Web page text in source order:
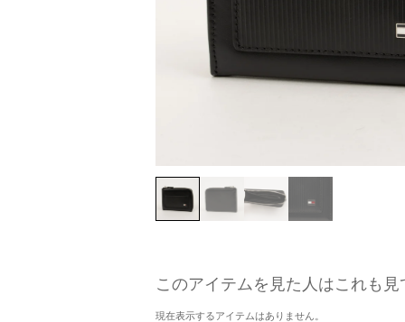
このアイテムを見た人はこれも見
現在表示するアイテムはありません。